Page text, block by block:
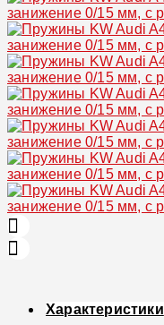
Характеристики